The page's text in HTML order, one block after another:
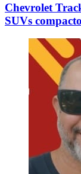
Chevrolet
SUVs